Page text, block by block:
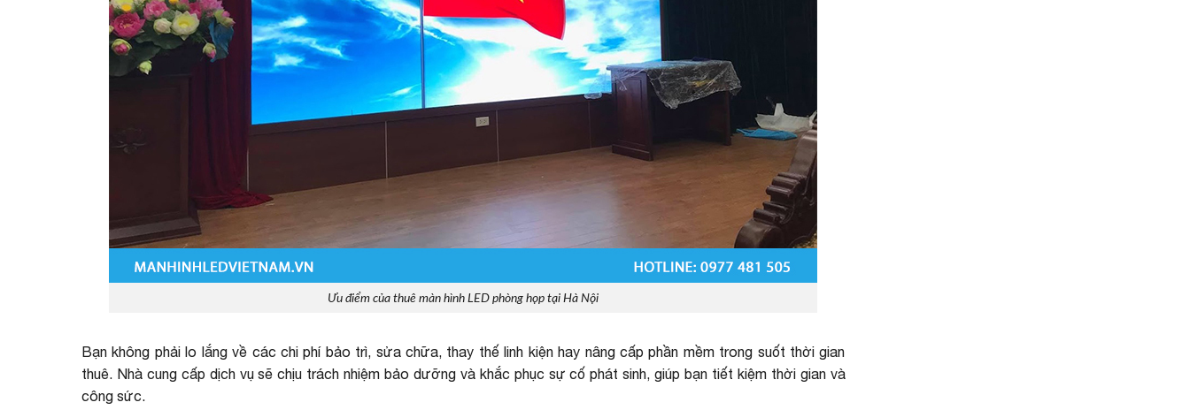
Ưu điểm của thuê màn hình LED phòng họp tại Hà Nội
Bạn không phải lo lắng về các chi phí bảo trì, sửa chữa, thay thế linh kiện hay nâng cấp phần mềm trong suốt thời gian
thuê. Nhà cung cấp dịch vụ sẽ chịu trách nhiệm bảo dưỡng và khắc phục sự cố phát sinh, giúp bạn tiết kiệm thời gian và
công sức.